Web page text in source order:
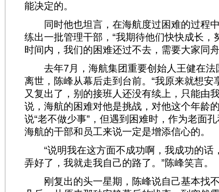
能决定的。
同时他也坦言，在海航度过困难的过程
练出一批管理干部，“我期待他们快快成长，
时间内，我们的困难还过不去，需要大家同
去年7月，海航集团重要创始人王健在法
离世，陈峰从幕后走到台前。“我原来就想安
又复出了，别的接班人还没有续上，只能由
说，海航的困难对他是挑战，对他这个年龄
说“老不做少事”，但遇到困难时，作为老面
海航的干部和员工来说一定是增添信心的。
“说明我在这方面不成功啊，我成功的话
弄好了，我就走我自己的路了。”陈峰笑言。
刚复出的头一星期，陈峰说自己基本找